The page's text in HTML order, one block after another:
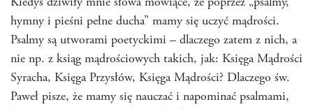
Kiedyś dziwiły mnie słowa mówiące, że poprzez „psalmy,
hymny i pieśni pełne ducha” mamy się uczyć mądrości.
Psalmy są utworami poetyckimi – dlaczego zatem z nich, a
nie np. z ksiąg mądrościowych takich, jak: Księga Mądrości
Syracha, Księga Przysłów, Księga Mądrości? Dlaczego św.
Paweł pisze, że mamy się nauczać i napominać psalmami,